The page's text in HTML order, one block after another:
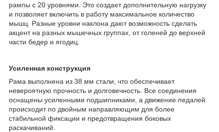
рампы с 20 уровнями. Это создает дополнительную нагрузку
и позволяет включить в работу максимальное количество
мышц. Разные уровни наклона дают возможность сделать
акцент на разных мышечных группах, от голеней до верхней
части бедер и ягодиц.
Усиленная конструкция
Рама выполнена из 38 мм стали, что обеспечивает
невероятную прочность и долговечность. Все соединения
оснащены усиленными подшипниками, а движение педалей
происходит по двойным направляющим для более
стабильной фиксации и предотвращения боковых
раскачиваний.